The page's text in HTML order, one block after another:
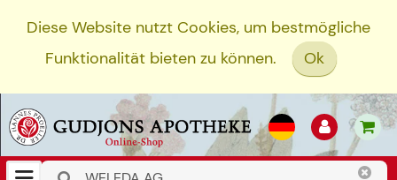
Diese Website nutzt Cookies, um bestmögliche
Funktionalität bieten zu können.
Ok